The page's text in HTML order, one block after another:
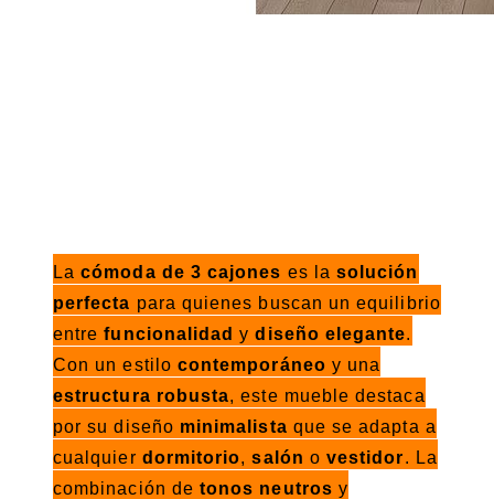
Lacómoda de 3 cajones es la solución
perfecta para quienes buscan un equilibrio
entrefuncionalidad ydiseño elegante.
Con un estilo contemporáneo y una
estructura robusta, este mueble destaca
por su diseño minimalista que se adapta a
cualquier dormitorio,salón ovestidor. La
combinación de tonos neutros y